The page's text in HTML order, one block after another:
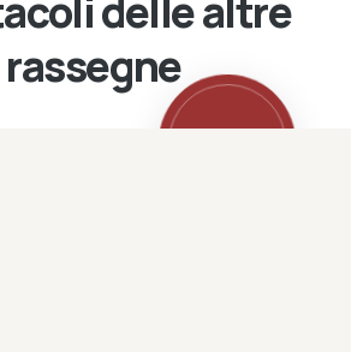
delle altre
rassegne